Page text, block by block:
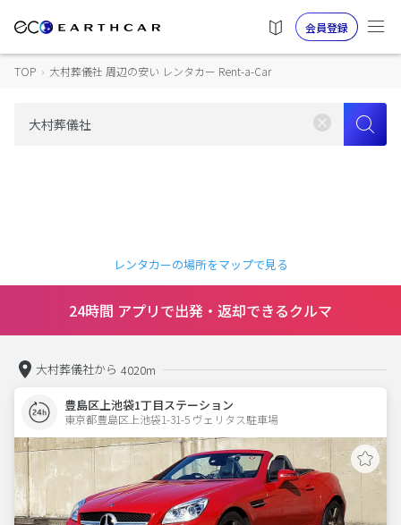
会員登録
TOP › 大村葬儀社 周辺の安い レンタカー Rent-a-Car
レンタカーの場所をマップで見る
24時間 アプリで出発・返却できるクルマ
大村葬儀社から 4020m
豊島区上池袋1丁目ステーション
東京都豊島区上池袋1-31-5 ヴェリタス駐車場